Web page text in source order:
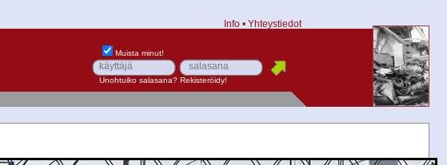
Info • Yhteystiedot
Muista minut!
Unohtuiko salasana? Rekisteröidy!